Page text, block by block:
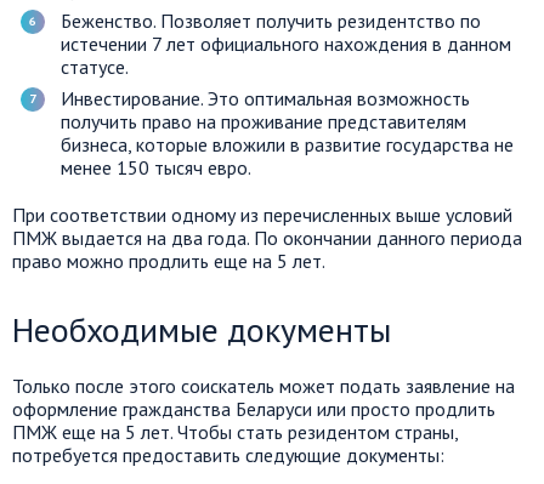
Беженство. Позволяет получить резидентство по
истечении 7 лет официального нахождения в данном
статусе.
Инвестирование. Это оптимальная возможность
получить право на проживание представителям
бизнеса, которые вложили в развитие государства не
менее 150 тысяч евро.
При соответствии одному из перечисленных выше условий
ПМЖ выдается на два года. По окончании данного периода
право можно продлить еще на 5 лет.
Необходимые документы
Только после этого соискатель может подать заявление на
оформление гражданства Беларуси или просто продлить
ПМЖ еще на 5 лет. Чтобы стать резидентом страны,
потребуется предоставить следующие документы: